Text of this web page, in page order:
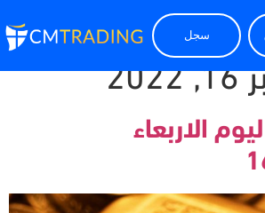
سجل
الاربعاء